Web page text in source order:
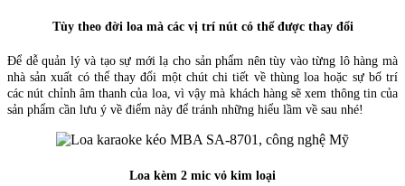
Tùy theo đời loa mà các vị trí nút có thể được thay đổi
Để dễ quản lý và tạo sự mới lạ cho sản phẩm nên tùy vào từng lô hàng mà
nhà sản xuất có thể thay đổi một chút chi tiết về thùng loa hoặc sự bố trí
các nút chỉnh âm thanh của loa, vì vậy mà khách hàng sẽ xem thông tin của
sản phẩm cần lưu ý về điểm này để tránh những hiểu lầm về sau nhé!
Loa kèm 2 mic vỏ kim loại